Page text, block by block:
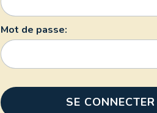
Mot de passe:
SE CONNECTER